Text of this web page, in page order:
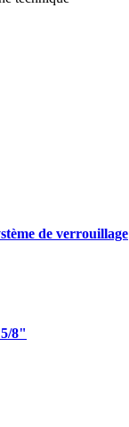
de verrouillage
8"